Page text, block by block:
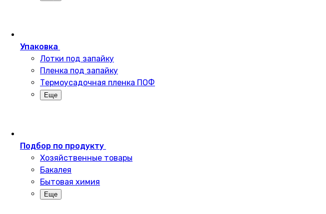
Упаковка
Лотки под запайку
Пленка под запайку
Термоусадочная пленка ПОФ
Еще
Подбор по продукту
Хозяйственные товары
Бакалея
Бытовая химия
Еще